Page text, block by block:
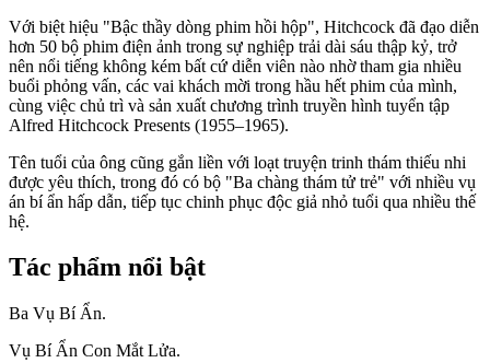
Với biệt hiệu "Bậc thầy dòng phim hồi hộp", Hitchcock đã đạo diễn
hơn 50 bộ phim điện ảnh trong sự nghiệp trải dài sáu thập kỷ, trở
nên nổi tiếng không kém bất cứ diễn viên nào nhờ tham gia nhiều
buổi phỏng vấn, các vai khách mời trong hầu hết phim của mình,
cùng việc chủ trì và sản xuất chương trình truyền hình tuyển tập
Alfred Hitchcock Presents (1955–1965).
Tên tuổi của ông cũng gắn liền với loạt truyện trinh thám thiếu nhi
được yêu thích, trong đó có bộ "Ba chàng thám tử trẻ" với nhiều vụ
án bí ẩn hấp dẫn, tiếp tục chinh phục độc giả nhỏ tuổi qua nhiều thế
hệ.
Tác phẩm nổi bật
Ba Vụ Bí Ẩn.
Vụ Bí Ẩn Con Mắt Lửa.